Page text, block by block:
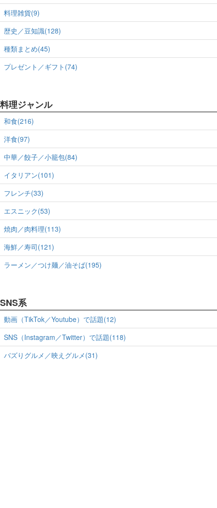
料理雑貨(9)
歴史／豆知識(128)
種類まとめ(45)
プレゼント／ギフト(74)
料理ジャンル
和食(216)
洋食(97)
中華／餃子／小籠包(84)
イタリアン(101)
フレンチ(33)
エスニック(53)
焼肉／肉料理(113)
海鮮／寿司(121)
ラーメン／つけ麺／油そば(195)
SNS系
動画（TikTok／Youtube）で話題(12)
SNS（Instagram／Twitter）で話題(118)
バズりグルメ／映えグルメ(31)